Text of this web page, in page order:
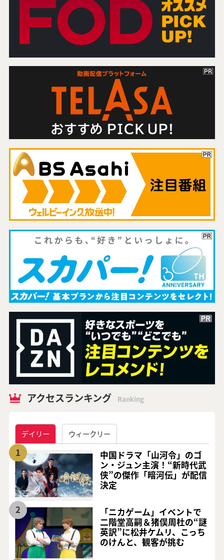
アクセスランキング Ranking
デイリー ウィークリー
1
中国ドラマ「山河令」のゴ
ン・ジュン主演！“新時代武
侠”の傑作「暗河伝」が配信
決定
2
「ニカゲーム」イベントで
二階堂高嗣＆猪俣周杜の“謎
英訳”に松井ケムリ、こっち
のけんと、観客が挑む